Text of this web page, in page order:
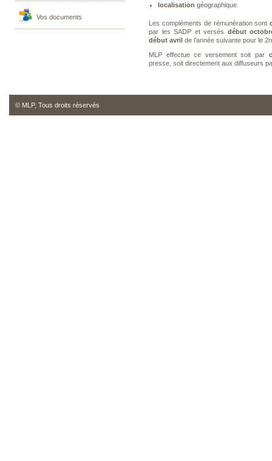
Vos documents
localisation géographique.
Les compléments de rémunération sont
par les SADP et versés début
début avril de l’année suivante pour le
MLP effectue ce versement soit par
presse, soit directement aux diffuseurs
© MLP, Tous droits réservés